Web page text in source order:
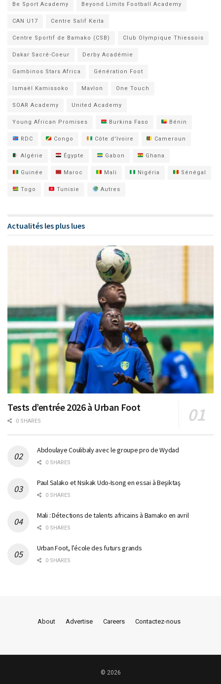
Be Sport Academy Beyond Limits Football Academy
CAN U17 Centre Salif Keita
Centre Sportif de Bamako (CSB) Club Olympique Thiessois
Dakar Sacré-Coeur Derby Académie
Gambinos Stars Africa Génération Foot
Ismaël Kamissoko Mavlon One Touch
SOAR Academy United Academy
Young African Promises Burkina Faso Bénin
RDC Congo Côte d'Ivoire Cameroun
Algérie Égypte Gabon Ghana
Guinée Maroc Mali Nigéria Sénégal
Togo Tunisie Autres
Actualités les plus lues
Tests d’entrée 2026 à Urban Foot
0 SHARES
Abdoulaye Coulibaly avec le groupe pro de Wydad
0 SHARES
Paul Salako et Nsikak Udo-Isong en essai à Beşiktaş
0 SHARES
Mali : Détections de talents africains à Bamako en avril
0 SHARES
Urban Foot, l’école des futurs grands
0 SHARES
About Advertise Careers Contactez-nous
© 2026